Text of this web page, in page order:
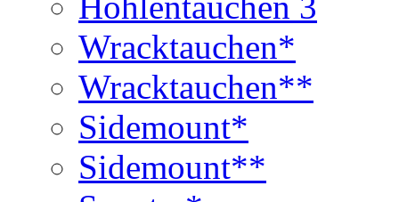
Wracktauchen*
Wracktauchen**
Sidemount*
Sidemount**